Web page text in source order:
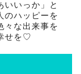
いいっか」と
のハッピーを
々な出来事を
せを♡